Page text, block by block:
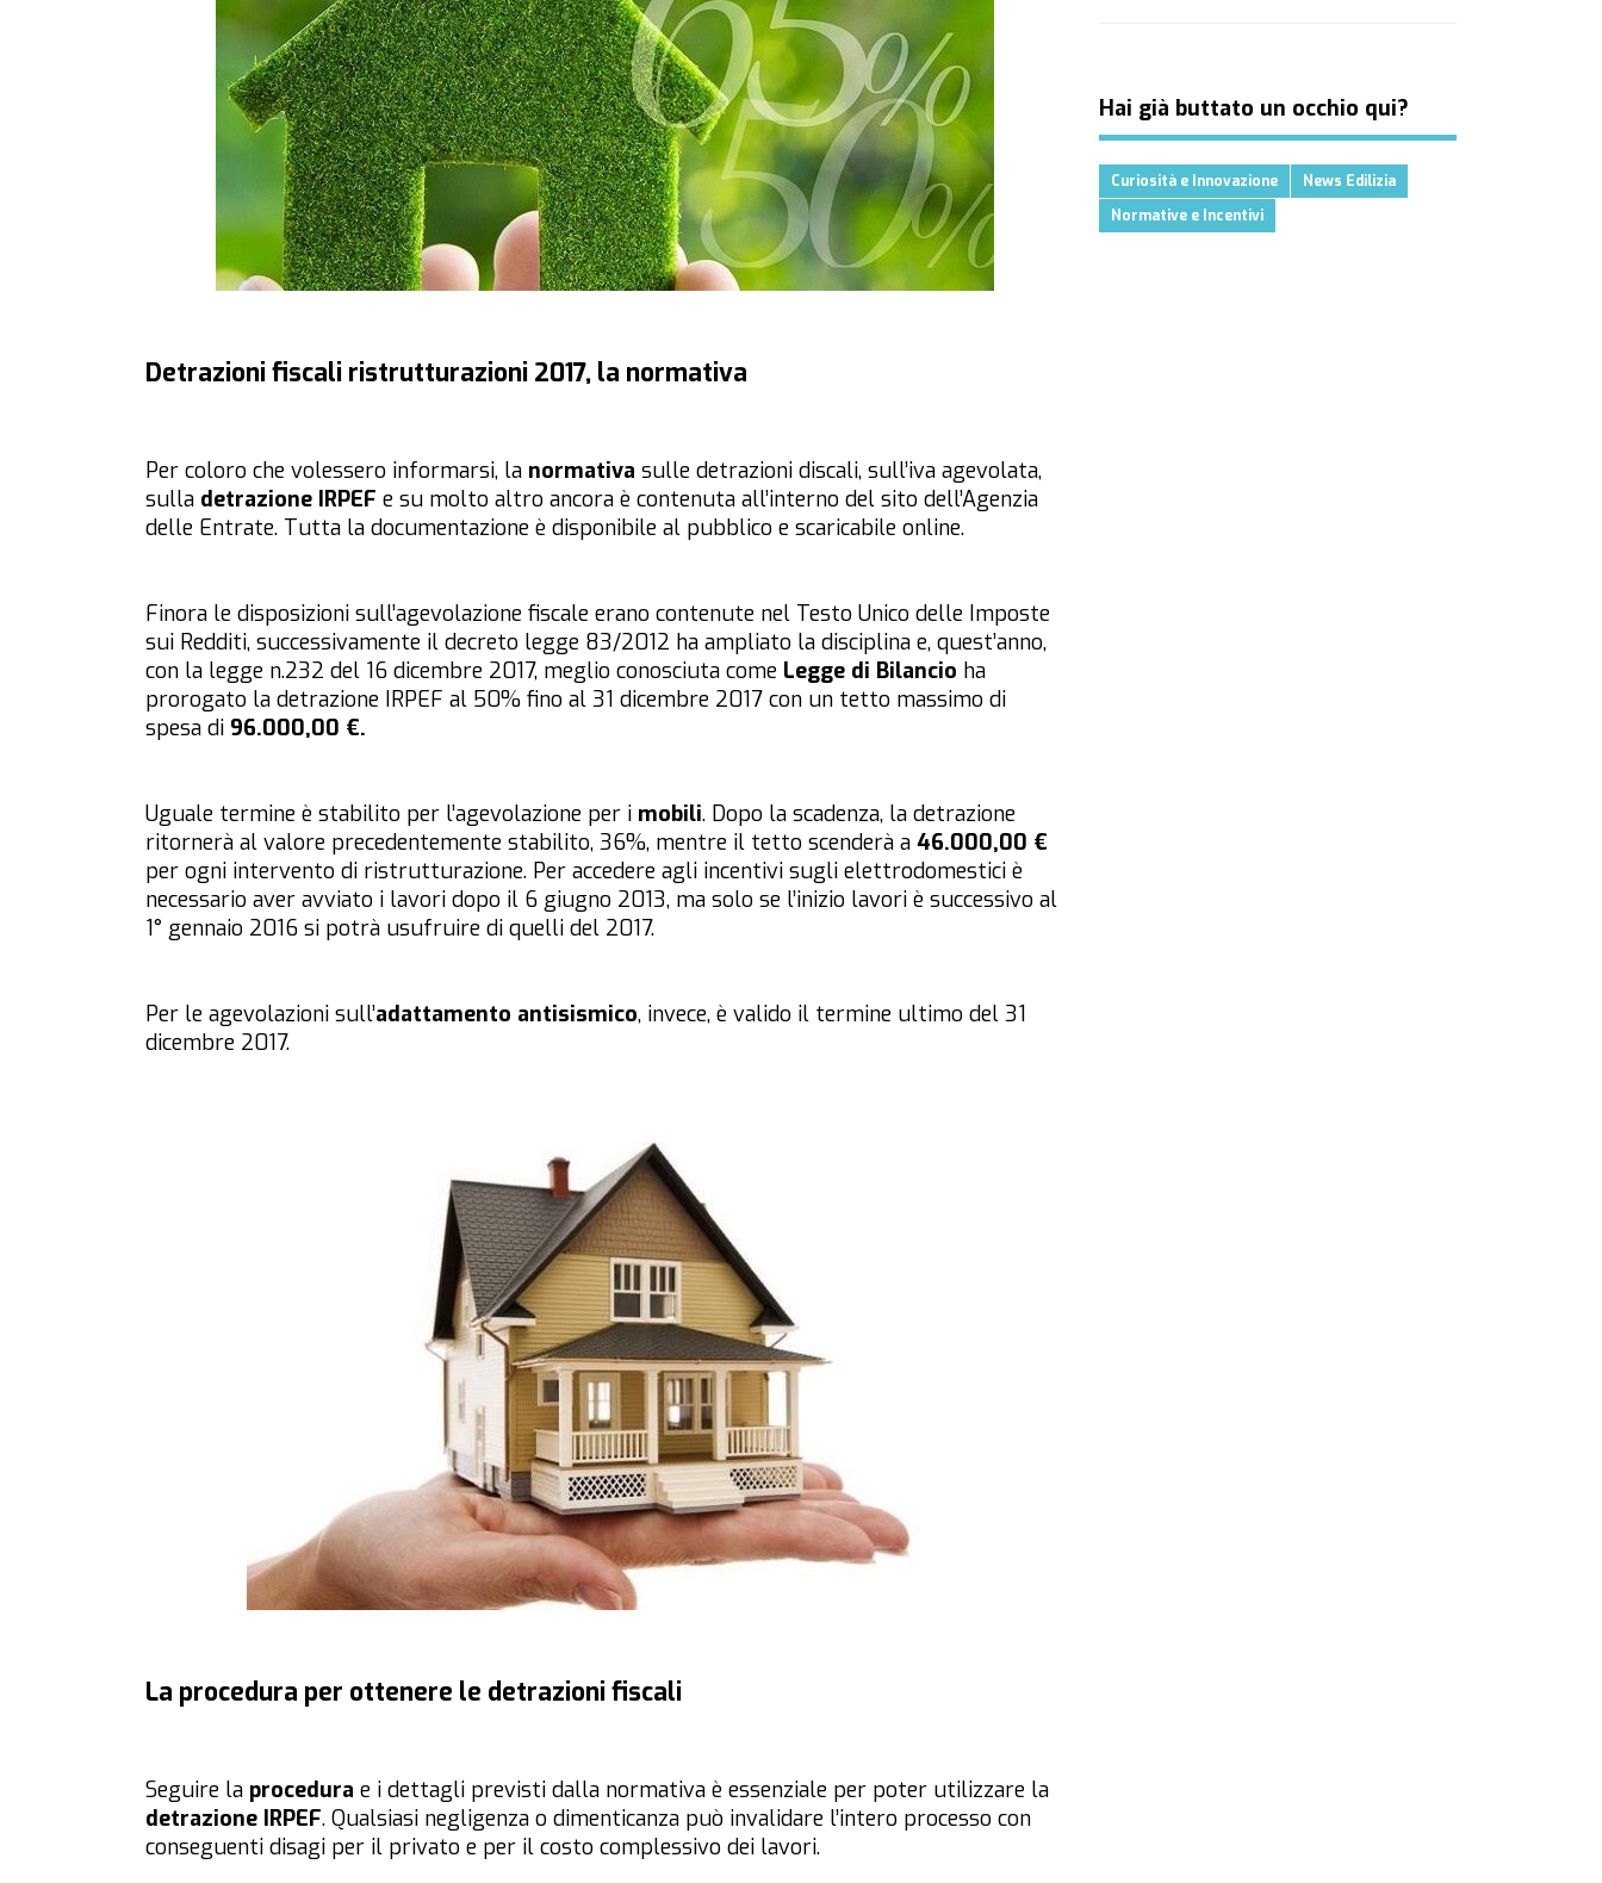
Detrazioni fiscali ristrutturazioni 2017, la normativa
Per coloro che volessero informarsi, la normativa sulle detrazioni discali, sull’iva agevolata,
sulla detrazione IRPEF e su molto altro ancora è contenuta all’interno del sito dell’Agenzia
delle Entrate. Tutta la documentazione è disponibile al pubblico e scaricabile online.
Finora le disposizioni sull’agevolazione fiscale erano contenute nel Testo Unico delle Imposte
sui Redditi, successivamente il decreto legge 83/2012 ha ampliato la disciplina e, quest’anno,
con la legge n.232 del 16 dicembre 2017, meglio conosciuta come Legge di Bilancio ha
prorogato la detrazione IRPEF al 50% fino al 31 dicembre 2017 con un tetto massimo di
spesa di 96.000,00 €.
Uguale termine è stabilito per l’agevolazione per i mobili. Dopo la scadenza, la detrazione
ritornerà al valore precedentemente stabilito, 36%, mentre il tetto scenderà a 46.000,00 €
per ogni intervento di ristrutturazione. Per accedere agli incentivi sugli elettrodomestici è
necessario aver avviato i lavori dopo il 6 giugno 2013, ma solo se l’inizio lavori è successivo al
1° gennaio 2016 si potrà usufruire di quelli del 2017.
Per le agevolazioni sull’adattamento antisismico, invece, è valido il termine ultimo del 31
dicembre 2017.
La procedura per ottenere le detrazioni fiscali
Seguire la procedura e i dettagli previsti dalla normativa è essenziale per poter utilizzare la
detrazione IRPEF. Qualsiasi negligenza o dimenticanza può invalidare l’intero processo con
conseguenti disagi per il privato e per il costo complessivo dei lavori.
Hai già buttato un occhio qui?
Curiosità e Innovazione
News Edilizia
Normative e Incentivi